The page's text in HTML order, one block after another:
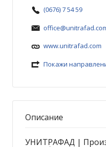
(0676) 7 54 59
www.unitrafad.com
Покажи
Описание
УНИТРАФАД |